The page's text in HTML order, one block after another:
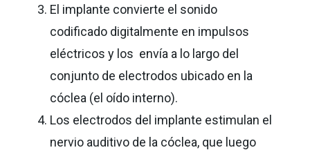
El implante convierte el sonido
codificado digitalmente en impulsos
eléctricos y los envía a lo largo del
conjunto de electrodos ubicado en la
cóclea (el oído interno).
Los electrodos del implante estimulan el
nervio auditivo de la cóclea, que luego